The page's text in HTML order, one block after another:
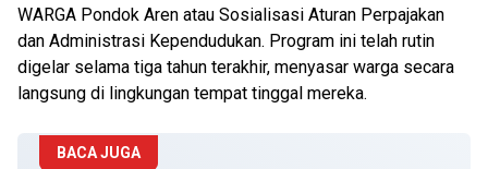
WARGA Pondok Aren atau Sosialisasi Aturan Perpajakan
dan Administrasi Kependudukan. Program ini telah rutin
digelar selama tiga tahun terakhir, menyasar warga secara
langsung di lingkungan tempat tinggal mereka.
BACA JUGA